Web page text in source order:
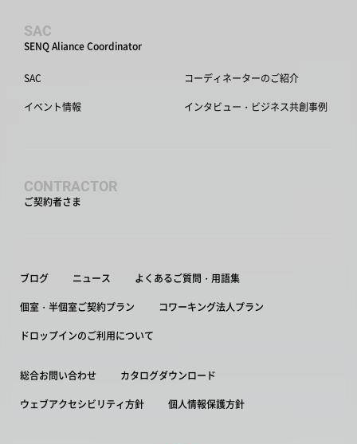
SAC
SENQ Aliance Coordinator
SAC
イベント情報
コーディネーターのご紹介
インタビュー・ビジネス共創事例
CONTRACTOR
ご契約者さま
ブログ ニュース よくあるご質問・用語集
個室・半個室ご契約プラン コワーキング法人プラン
ドロップインのご利用について
総合お問い合わせ カタログダウンロード
ウェブアクセシビリティ方針 個人情報保護方針